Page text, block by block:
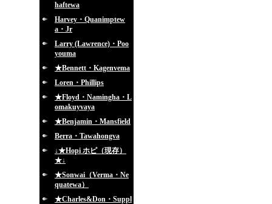
haftewa
Harvey・Quanimptew
a・Jr
Larry (Lawrence)・Poo
youma
★Bennett・Kagenvema
Loren・Phillips
★Floyd・Namingha・L
omakuyvaya
★Benjamin・Mansfield
Berra・Tawahongva
↓★Hopi ホピ（現存）
★↓
★Sonwai（Verma・Ne
quatewa）
★Charles&Don・Suppl